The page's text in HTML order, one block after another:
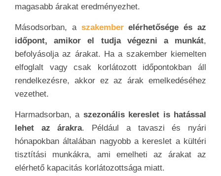
magasabb árakat eredményezhet.
Másodsorban, a szakemberelérhetősége és az
időpont, amikor el tudja végezni a munkát,
befolyásolja az árakat. Ha a szakember kiemelten
elfoglalt vagy csak korlátozott időpontokban áll
rendelkezésre, akkor ez az árak emelkedéséhez
vezethet.
Harmadsorban, aszezonális kereslet is hatással
lehet az árakra. Például a tavaszi és nyári
hónapokban általában nagyobb a kereslet a kültéri
tisztítási munkákra, ami emelheti az árakat az
elérhető kapacitás korlátozottsága miatt.